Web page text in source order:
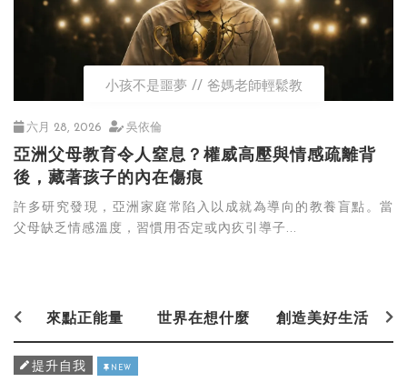
小孩不是噩夢 爸媽老師輕鬆教
六月 28, 2026 吳依倫
亞洲父母教育令人窒息？權威高壓與情感疏離背
後，藏著孩子的內在傷痕
許多研究發現，亞洲家庭常陷入以成就為導向的教養盲點。當
父母缺乏情感溫度，習慣用否定或內疚引導子...
來點正能量 世界在想什麼 創造美好生活
提升自我 NEW